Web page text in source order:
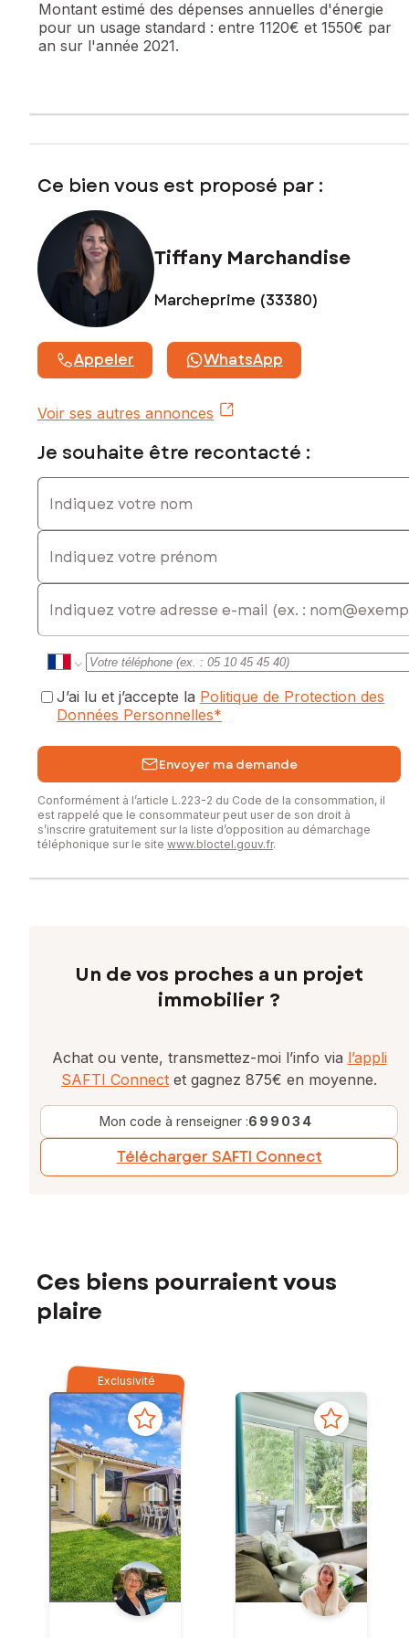
Prix de vente : 259 000 €
Honoraires charge vendeur
Agent commercial immatriculé au RSAC de BORDEAUX sous
Montant estimé des dépenses annuelles d'énergie
pour un usage standard : entre 1120€ et 1550€ par
an sur l'année 2021.
Ce bien vous est proposé par :
Tiffany Marchandise
Marcheprime (33380)
Appeler WhatsApp
Voir ses autres annonces
Je souhaite être recontacté :
Indiquez votre nom
Indiquez votre prénom
E-mail
J’ai lu et j’accepte la Politique de Protection des
Données Personnelles*
Envoyer ma demande
Conformément à l’article L.223-2 du Code de la consommation, il
est rappelé que le consommateur peut user de son droit à
s’inscrire gratuitement sur la liste d’opposition au démarchage
téléphonique sur le site www.bloctel.gouv.fr.
Un de vos proches a un projet
immobilier ?
Achat ou vente, transmettez-moi l’info via l’appli
SAFTI Connect et gagnez 875€ en moyenne.
Mon code à renseigner :699034
Télécharger SAFTI Connect
Ces biens pourraient vous
plaire
Exclusivité